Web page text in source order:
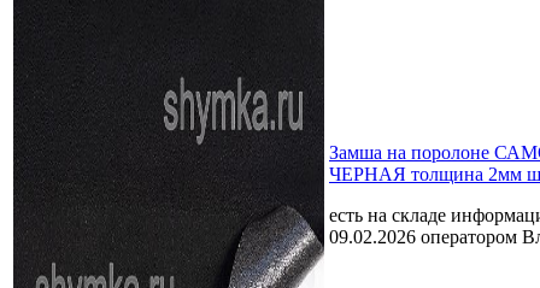
Замша на поролоне
ЧЕРНАЯ толщина 2мм
есть на складе
09.02.2026 оператором